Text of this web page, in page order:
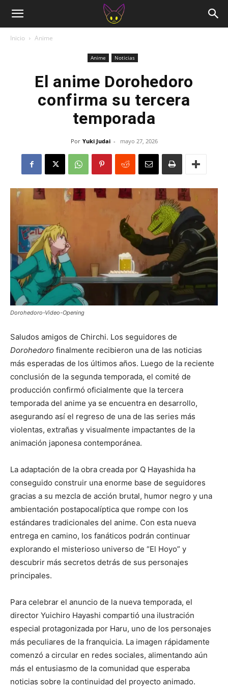
Inicio Anime
Anime Noticias
El anime Dorohedoro
confirma su tercera
temporada
Por Yuki Judai - mayo 27, 2026
Dorohedoro-Video-Opening
Saludos amigos de Chirchi. Los seguidores de
Dorohedoro finalmente recibieron una de las noticias
más esperadas de los últimos años. Luego de la reciente
conclusión de la segunda temporada, el comité de
producción confirmó oficialmente que la tercera
temporada del anime ya se encuentra en desarrollo,
asegurando así el regreso de una de las series más
violentas, extrañas y visualmente impactantes de la
animación japonesa contemporánea.
La adaptación de la obra creada por Q Hayashida ha
conseguido construir una enorme base de seguidores
gracias a su mezcla de acción brutal, humor negro y una
ambientación postapocalíptica que rompe con los
estándares tradicionales del anime. Con esta nueva
entrega en camino, los fanáticos podrán continuar
explorando el misterioso universo de “El Hoyo” y
descubrir más secretos detrás de sus personajes
principales.
Para celebrar el anuncio de la nueva temporada, el
director Yuichiro Hayashi compartió una ilustración
especial protagonizada por Haru, uno de los personajes
más peculiares de la franquicia. La imagen rápidamente
comenzó a circular en redes sociales, alimentando aún
más el entusiasmo de la comunidad que esperaba
noticias sobre la continuidad del proyecto animado.